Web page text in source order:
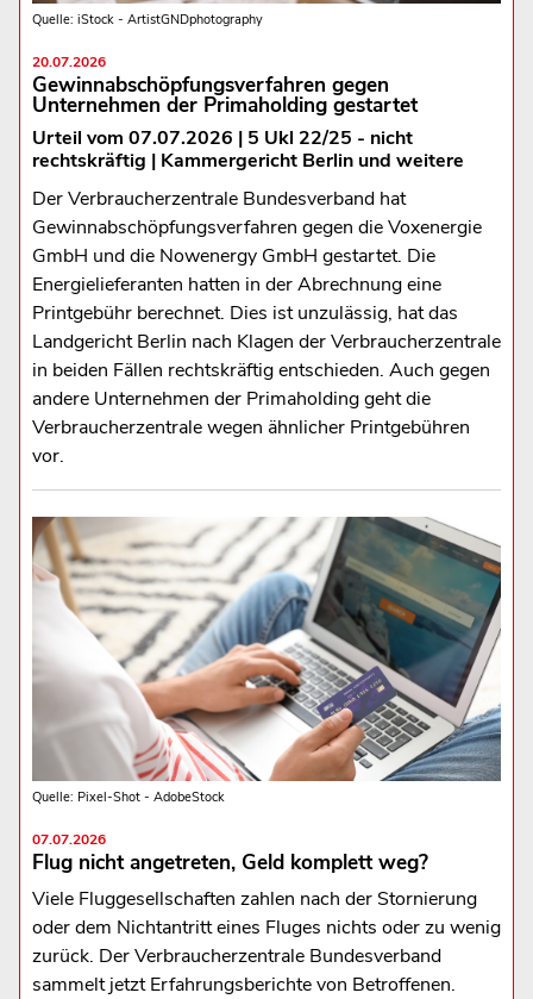
Quelle: iStock - ArtistGNDphotography
20.07.2026
Gewinnabschöpfungsverfahren gegen
Unternehmen der Primaholding gestartet
Urteil vom 07.07.2026 | 5 Ukl 22/25 - nicht
rechtskräftig | Kammergericht Berlin und weitere
Der Verbraucherzentrale Bundesverband hat
Gewinnabschöpfungsverfahren gegen die Voxenergie
GmbH und die Nowenergy GmbH gestartet. Die
Energielieferanten hatten in der Abrechnung eine
Printgebühr berechnet. Dies ist unzulässig, hat das
Landgericht Berlin nach Klagen der Verbraucherzentrale
in beiden Fällen rechtskräftig entschieden. Auch gegen
andere Unternehmen der Primaholding geht die
Verbraucherzentrale wegen ähnlicher Printgebühren
vor.
Quelle: Pixel-Shot - AdobeStock
07.07.2026
Flug nicht angetreten, Geld komplett weg?
Viele Fluggesellschaften zahlen nach der Stornierung
oder dem Nichtantritt eines Fluges nichts oder zu wenig
zurück. Der Verbraucherzentrale Bundesverband
sammelt jetzt Erfahrungsberichte von Betroffenen.